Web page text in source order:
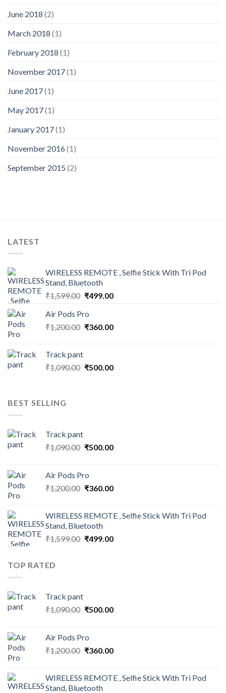
June 2018 (2)
March 2018 (1)
February 2018 (1)
November 2017(1)
June 2017(1)
May 2017(1)
January 2017(1)
November 2016(1)
September 2015 (2)
LATEST
WIRELESS REMOTE , Selfie Stick With Tri Pod
Stand, Bluetooth
₹1,599.00 Original
was:
₹1,599.00.
₹499.00Current
₹499.00.
Air Pods Pro
₹1,200.00 Original
₹360.00Current
Track pant
₹1,090.00 Original
₹500.00Current
BEST SELLING
Track pant
₹1,090.00 Original
₹1,090.00.
₹500.00Current
Air Pods Pro
₹1,200.00 Original
₹1,200.00.
₹360.00Current
₹360.00.
WIRELESS REMOTE , Selfie Stick With Tri Pod
Stand, Bluetooth
₹1,599.00 Original
₹499.00Current
TOP RATED
Track pant
₹1,090.00 Original
₹1,090.00.
₹500.00Current
Air Pods Pro
₹1,200.00 Original
₹1,200.00.
₹360.00Current
₹360.00.
WIRELESS REMOTE , Selfie Stick With Tri Pod
Stand, Bluetooth